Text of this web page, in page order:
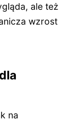
ale też
wzrost
na